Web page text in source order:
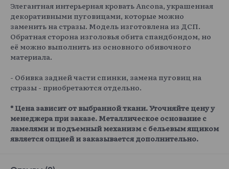
Элегантная интерьерная кровать Ancona, украшенная
декоративными пуговицами, которые можно
заменить на стразы. Модель изготовлена из ДСП.
Обратная сторона изголовья обита спандбондом, но
её можно выполнить из основного обивочного
материала.
- Обивка задней части спинки, замена пуговиц на
стразы - приобретаются отдельно.
* Цена зависит от выбранной ткани. Уточняйте цену у
менеджера при заказе. Металлическое основание с
ламелями и подъемный механизм с бельевым ящиком
является опцией и заказывается дополнительно.